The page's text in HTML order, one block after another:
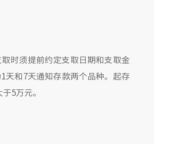
时须提前约定支取日期和支取金
天和7天通知存款两个品种。起存
5万元。